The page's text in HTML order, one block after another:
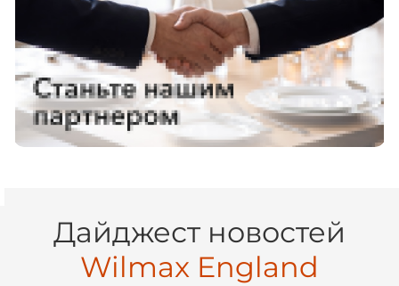
Дайджест новостей
Wilmax England